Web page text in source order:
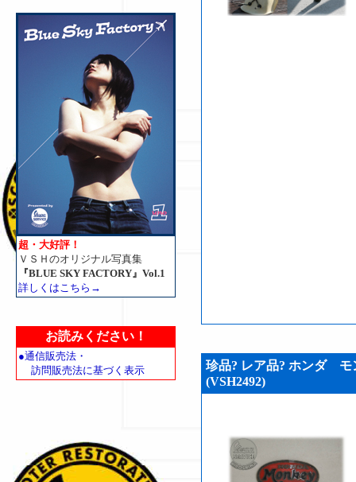
超・大好評！
ＶＳＨのオリジナル写真集
『BLUE SKY FACTORY』Vol.1
詳しくはこちら→
お読みください！
●通信販売法・
訪問販売法に基づく表示
珍品? レア品? ホンダ
(VSH2492)